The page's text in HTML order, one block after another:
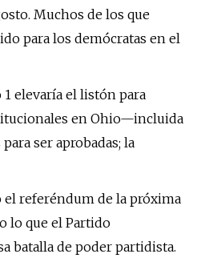
Muchos de los que
para los demócratas en el
elevaría el listón para
en Ohio—incluida
ser aprobadas; la
el referéndum de la próxima
lo que el Partido
batalla de poder partidista.